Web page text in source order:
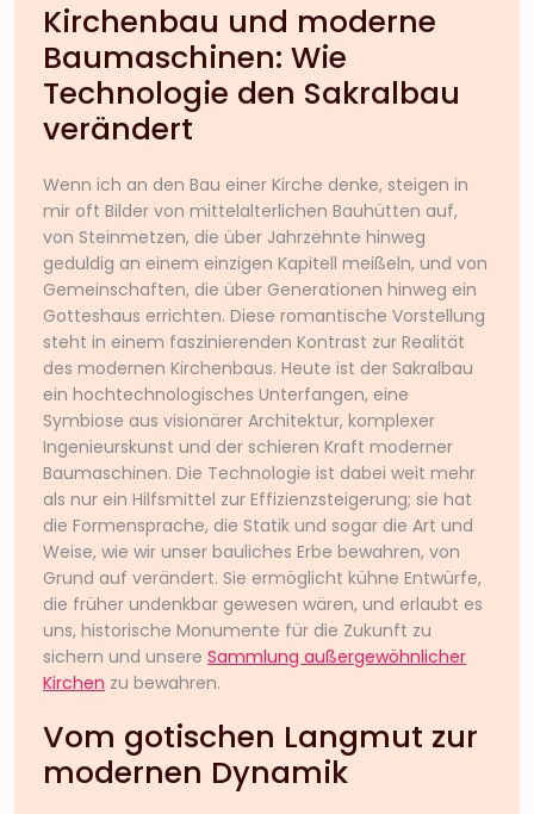
Kirchenbau und moderne
Baumaschinen: Wie
Technologie den Sakralbau
verändert
Wenn ich an den Bau einer Kirche denke, steigen in
mir oft Bilder von mittelalterlichen Bauhütten auf,
von Steinmetzen, die über Jahrzehnte hinweg
geduldig an einem einzigen Kapitell meißeln, und von
Gemeinschaften, die über Generationen hinweg ein
Gotteshaus errichten. Diese romantische Vorstellung
steht in einem faszinierenden Kontrast zur Realität
des modernen Kirchenbaus. Heute ist der Sakralbau
ein hochtechnologisches Unterfangen, eine
Symbiose aus visionärer Architektur, komplexer
Ingenieurskunst und der schieren Kraft moderner
Baumaschinen. Die Technologie ist dabei weit mehr
als nur ein Hilfsmittel zur Effizienzsteigerung; sie hat
die Formensprache, die Statik und sogar die Art und
Weise, wie wir unser bauliches Erbe bewahren, von
Grund auf verändert. Sie ermöglicht kühne Entwürfe,
die früher undenkbar gewesen wären, und erlaubt es
uns, historische Monumente für die Zukunft zu
sichern und unsere Sammlung außergewöhnlicher
Kirchen zu bewahren.
Vom gotischen Langmut zur
modernen Dynamik